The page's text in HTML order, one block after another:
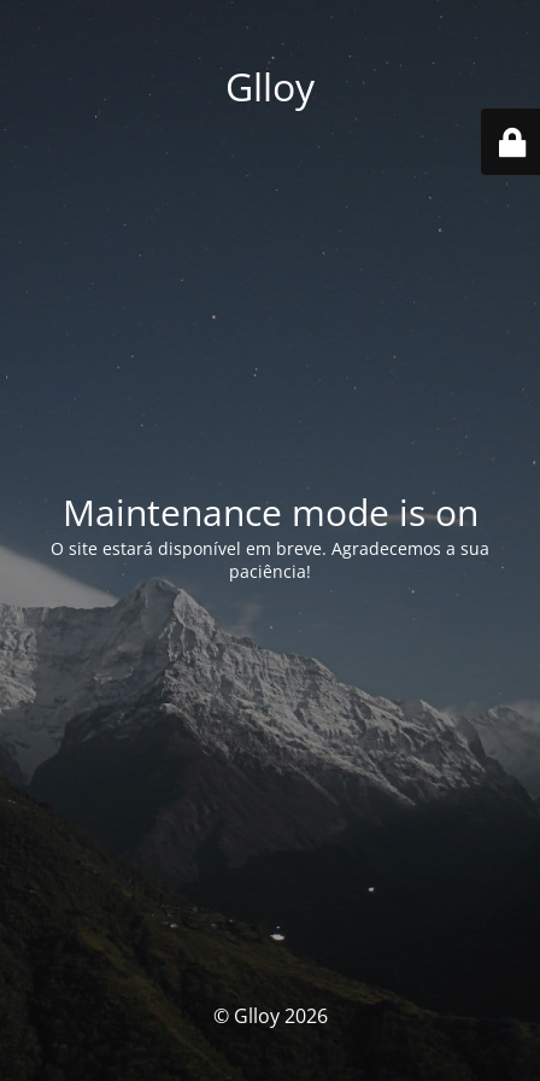
Glloy
Maintenance mode is on
O site estará disponível em breve. Agradecemos a sua
paciência!
© Glloy 2026